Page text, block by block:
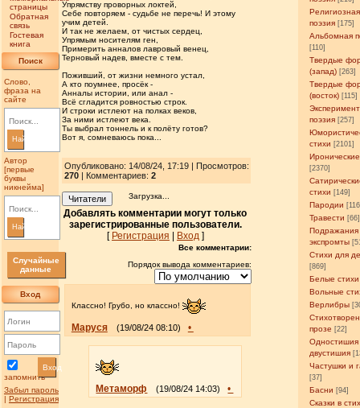
страницы
Обратная
связь
Гостевая
книга
Поиск
Слово,
фраза на
сайте
Найти
Автор
[первые
буквы
никнейма]
Найти
Случайные
данные
Вход
запомнить
Вход
Забыл пароль
| Регистрация
Религиозная
поэзия [175]
Альбомная
[110]
Твердые
(запад) [263]
Твердые
(восток) [115]
поэзия [257]
стихи [2101]
[2370]
стихи [149]
Пародии
Травести [66]
Подражания
экспромты
Стихи для
[869]
Белые стихи
Вольные
Верлибры
прозе [22]
Одностишия
двустишия
Частушки и
[37]
Басни [94]
Сказки в
Упрямству проворных локтей,
Себе повторяем - судьбе не перечь! И этому
учим детей.
И так не желаем, от чистых сердец,
Упрямым носителям ген,
Примерить анналов лавровый венец,
Терновый надев, вместе с тем.
Поживший, от жизни немного устал,
А кто поумнее, просёк -
Анналы истории, или анал -
Всё сгладится ровностью строк.
И строки истлеют на полках веков,
За ними истлеют века.
Ты выбрал тоннель и к полёту готов?
Вот я, сомневаюсь пока...
Опубликовано: 14/08/24, 17:19 | Просмотров:
270| Комментариев: 2
Читатели Загрузка...
Добавлять комментарии могут только
зарегистрированные пользователи.
[ Регистрация Вход]
Все комментарии:
Порядок вывода комментариев:
Классно! Грубо, но классно!
Маруся (19/08/24 08:10) •
Метаморф (19/08/24 14:03) •